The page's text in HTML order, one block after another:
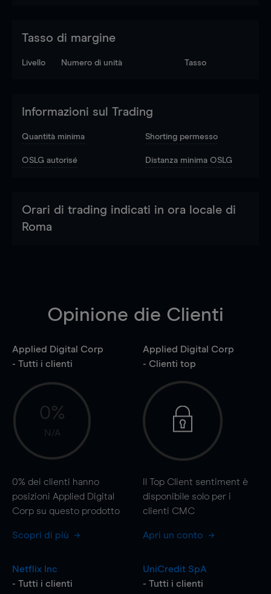
Tasso di margine
Livello Numero di unità Tasso
Informazioni sul Trading
Quantità minima Shorting permesso
OSLG autorisé Distanza minima OSLG
Orari di trading indicati in ora locale di
Roma
Opinione die Clienti
Applied Digital Corp
- Tutti i clienti
0%
N/A
0% dei clienti hanno
posizioni Applied Digital
Corp su questo prodotto
Scopri di più
Applied Digital Corp
- Clienti top
Il Top Client sentiment è
disponibile solo per i
clienti CMC
Apri un conto
Netflix Inc
- Tutti i clienti
UniCredit SpA
- Tutti i clienti